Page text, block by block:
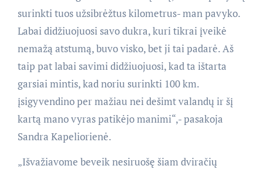
surinkti tuos užsibrėžtus kilometrus- man pavyko.
Labai didžiuojuosi savo dukra, kuri tikrai įveikė
nemažą atstumą, buvo visko, bet ji tai padarė. Aš
taip pat labai savimi didžiuojuosi, kad ta ištarta
garsiai mintis, kad noriu surinkti 100 km.
įsigyvendino per mažiau nei dešimt valandų ir šį
kartą mano vyras patikėjo manimi“,- pasakoja
Sandra Kapeliorienė.
„Išvažiavome beveik nesiruošę šiam dviračių